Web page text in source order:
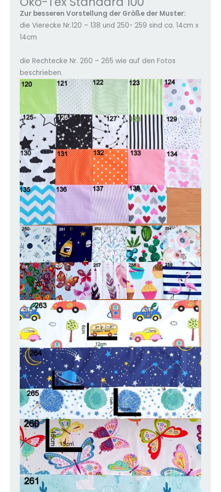
Zur besseren Vorstellung der Größe der Muster:
die Vierecke Nr.120 – 138 und 250- 259 sind ca. 14cm x
14cm
die Rechtecke Nr. 260 – 265 wie auf den Fotos
beschrieben.